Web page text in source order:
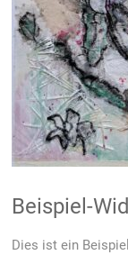
Beispiel-
Dies ist ein